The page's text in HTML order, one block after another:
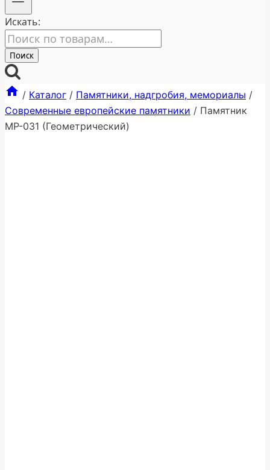
Искать:
Поиск
/ Каталог / Памятники, надгробия, мемориалы /
Современные европейские памятники / Памятник
МР-031 (Геометрический)